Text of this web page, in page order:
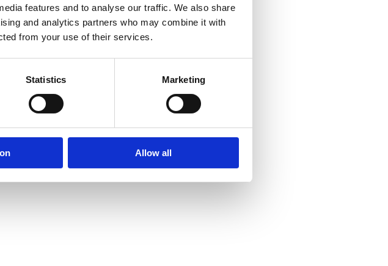
features and to analyse our traffic. We also share
and analytics partners who may combine it with
from your use of their services.
Statistics Marketing
Allow all